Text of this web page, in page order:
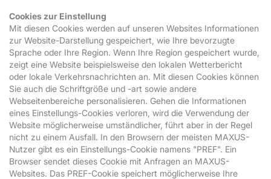
Cookies zur Einstellung
Mit diesen Cookies werden auf unseren Websites Informationen
zur Website-Darstellung gespeichert, wie Ihre bevorzugte
Sprache oder Ihre Region. Wenn Ihre Region gespeichert wurde,
zeigt eine Website beispielsweise den lokalen Wetterbericht
oder lokale Verkehrsnachrichten an. Mit diesen Cookies können
Sie auch die Schriftgröße und -art sowie andere
Webseitenbereiche personalisieren. Gehen die Informationen
eines Einstellungs-Cookies verloren, wird die Verwendung der
Website möglicherweise umständlicher, führt aber in der Regel
nicht zu einem Ausfall. In den Browsern der meisten MAXUS-
Nutzer gibt es ein Einstellungs-Cookie namens "PREF". Ein
Browser sendet dieses Cookie mit Anfragen an MAXUS-
Websites. Das PREF-Cookie speichert möglicherweise Ihre